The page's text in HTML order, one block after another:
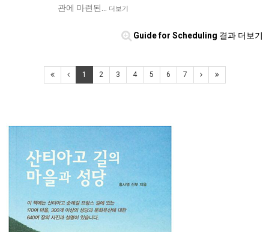
관에 마련된…
더보기
Guide for Scheduling 결과 더보기
1 2 3 4 5 6 7